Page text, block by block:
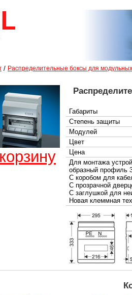
/ Распределительные боксы для модульных
Габариты
Степень защиты
Модулей
Цвет
Цена
Для монтажа
образный профиль
С коробом для
С прозрачной
С заглушкой для
Новая клеммная